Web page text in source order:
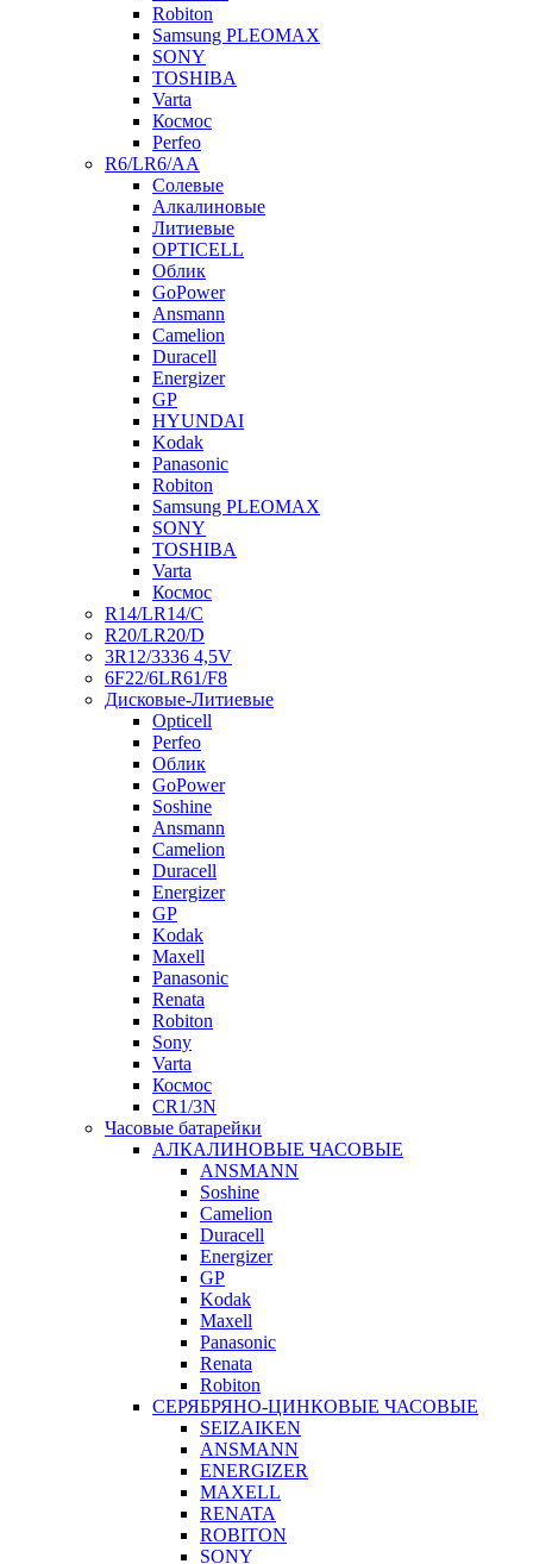
Robiton
Samsung PLEOMAX
SONY
TOSHIBA
Varta
Космос
Perfeo
R6/LR6/AA
Солевые
Алкалиновые
Литиевые
OPTICELL
Облик
GoPower
Ansmann
Camelion
Duracell
Energizer
GP
HYUNDAI
Kodak
Panasonic
Robiton
Samsung PLEOMAX
SONY
TOSHIBA
Varta
Космос
R14/LR14/C
R20/LR20/D
3R12/3336 4,5V
6F22/6LR61/F8
Дисковые-Литиевые
Opticell
Perfeo
Облик
GoPower
Soshine
Ansmann
Camelion
Duracell
Energizer
GP
Kodak
Maxell
Panasonic
Renata
Robiton
Sony
Varta
Космос
CR1/3N
Часовые батарейки
АЛКАЛИНОВЫЕ ЧАСОВЫЕ
ANSMANN
Soshine
Camelion
Duracell
Energizer
GP
Kodak
Maxell
Panasonic
Renata
Robiton
СЕРЯБРЯНО-ЦИНКОВЫЕ ЧАСОВЫЕ
SEIZAIKEN
ANSMANN
ENERGIZER
MAXELL
RENATA
ROBITON
SONY